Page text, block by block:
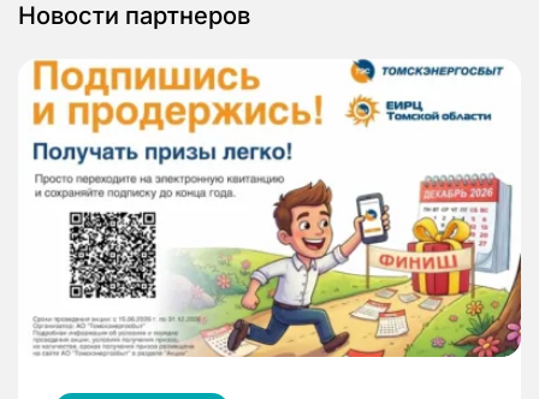
Новости партнеров